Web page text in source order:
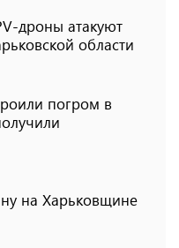
дроны атакуют
области
погром в
на Харьковщине